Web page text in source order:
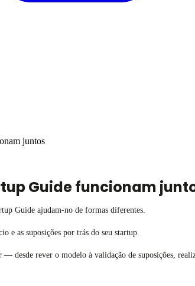
juntos
Guide funcionam
Guide ajudam-no de formas diferentes.
e as suposições por trás do seu startup.
desde rever o modelo à validação de suposições,